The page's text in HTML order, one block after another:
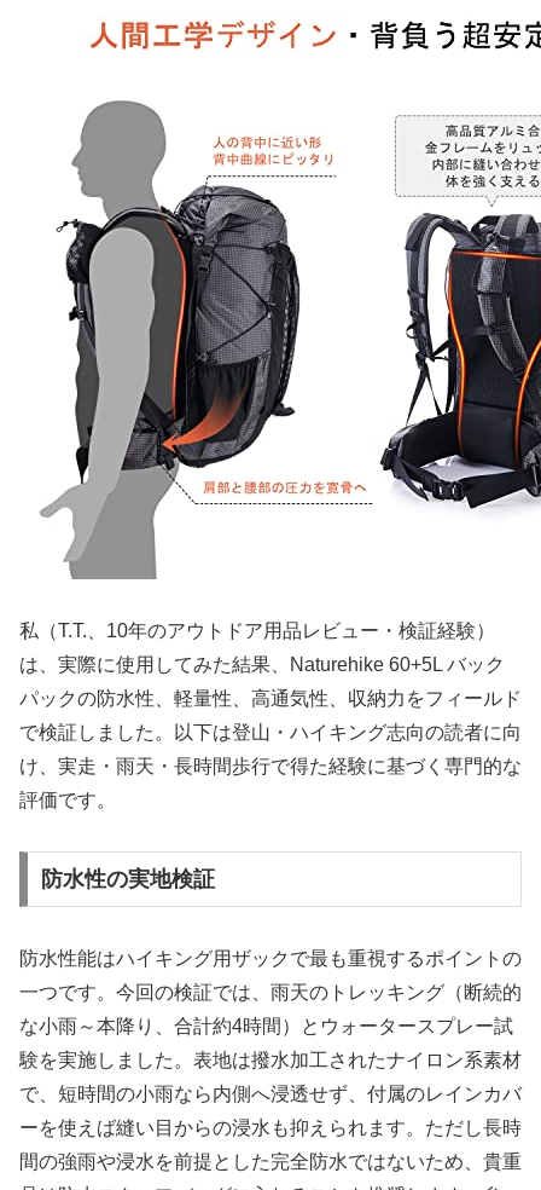
私（T.T.、10年のアウトドア用品レビュー・検証経験）
は、実際に使用してみた結果、Naturehike 60+5L バック
パックの防水性、軽量性、高通気性、収納力をフィールド
で検証しました。以下は登山・ハイキング志向の読者に向
け、実走・雨天・長時間歩行で得た経験に基づく専門的な
評価です。
防水性の実地検証
防水性能はハイキング用ザックで最も重視するポイントの
一つです。今回の検証では、雨天のトレッキング（断続的
な小雨～本降り、合計約4時間）とウォータースプレー試
験を実施しました。表地は撥水加工されたナイロン系素材
で、短時間の小雨なら内側へ浸透せず、付属のレインカバ
ーを使えば縫い目からの浸水も抑えられます。ただし長時
間の強雨や浸水を前提とした完全防水ではないため、貴重